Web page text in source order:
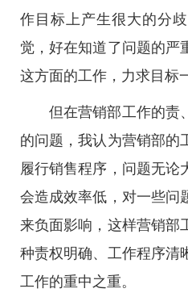
作目标上产生很大的分
觉，好在知道了问题的严
这方面的工作，力求目标
但在营销部工作的责
的问题，我认为营销部的
履行销售程序，问题无论
会造成效率低，对一些问
来负面影响，这样营销部
种责权明确、工作程序清
工作的重中之重。